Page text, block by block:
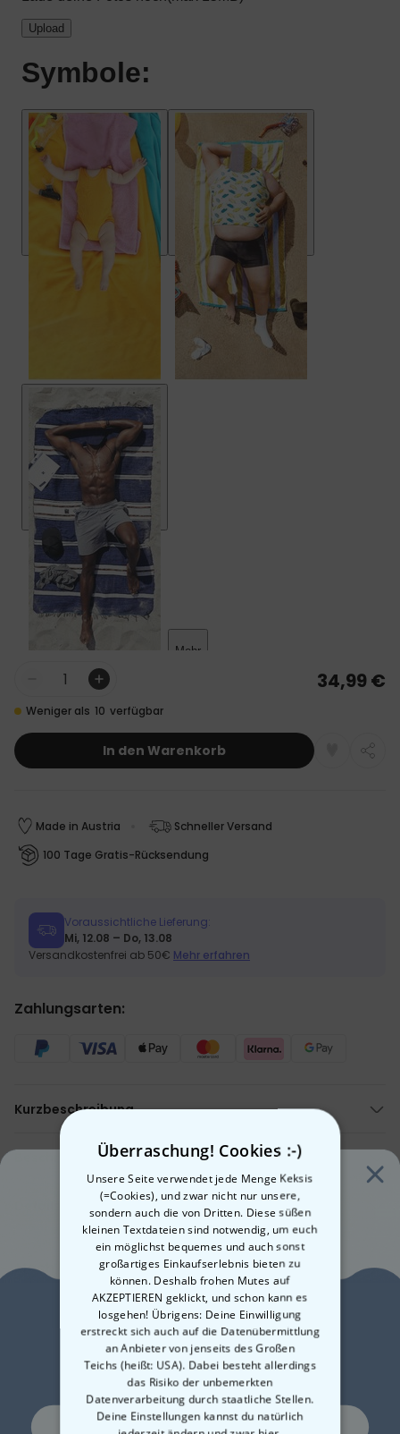
Weniger als 10 verfügbar
34,99 €
In den Warenkorb
Made in Austria
Schneller Versand
100 Tage Gratis-Rücksendung
Voraussichtliche Lieferung:
Mi, 12.08 – Do, 13.08
Versandkostenfrei ab 50€ Mehr erfahren
Zahlungsarten:
Kurzbeschreibung
Personalisierbar und einzigartig
Dein Handtuch mit deinem Gesicht
Wähle aus verschiedenen Designs
Der Hingucker am Strand oder Pool
Witziges Sommergeschenk für Freunde und Familie
Beschreibung
Personalisierbares Handtuch mit deinem Traumkörper
Originelles für den Sommerurlaub:
- Jetzt dein Handtuch mit deinem Gesicht personalisieren
- Auf einem witzigen Design
- Ideal für Strand und Pool
- Handtuch aus Mikrofaser und Baumwolle
- Lade einfach dein Foto hoch und wähle deinen Traumkörper –
- Gleich personalisieren, bestellen und verschenken!
Personalisiertes Handtuch mit deinem Gesicht
Auf einem witzigen Körper-Design nach Wahl
Perfekt für Strand und Pool
Material Handtuch: Mikrofaser, Baumwolle
Waschmaschinentauglich (40°)
Extra saugfähig und hautfreundlich
HINWEIS: Da dieses Produkt dein ganz persönliches ist, können wir
es leider nicht zurücknehmen; das heißt, es ist vom
Widerrufsrecht ausgeschlossen.
Mach dein Geschenk noch besser
Überraschung! Cookies :-)
Unsere Seite verwendet jede Menge Keksis
(=Cookies), und zwar nicht nur unsere,
sondern auch die von Dritten. Diese süßen
kleinen Textdateien sind notwendig, um euch
ein möglichst bequemes und auch sonst
großartiges Einkaufserlebnis bieten zu
können. Deshalb frohen Mutes auf
AKZEPTIEREN geklickt, und schon kann es
losgehen! Übrigens: Deine Einwilligung
erstreckt sich auch auf die Datenübermittlung
an Anbieter von jenseits des Großen
Teichs (heißt: USA). Dabei besteht allerdings
das Risiko der unbemerkten
Datenverarbeitung durch staatliche Stellen.
Deine Einstellungen kannst du natürlich
Lust auf
10% Rabatt?
Ja, gerne!